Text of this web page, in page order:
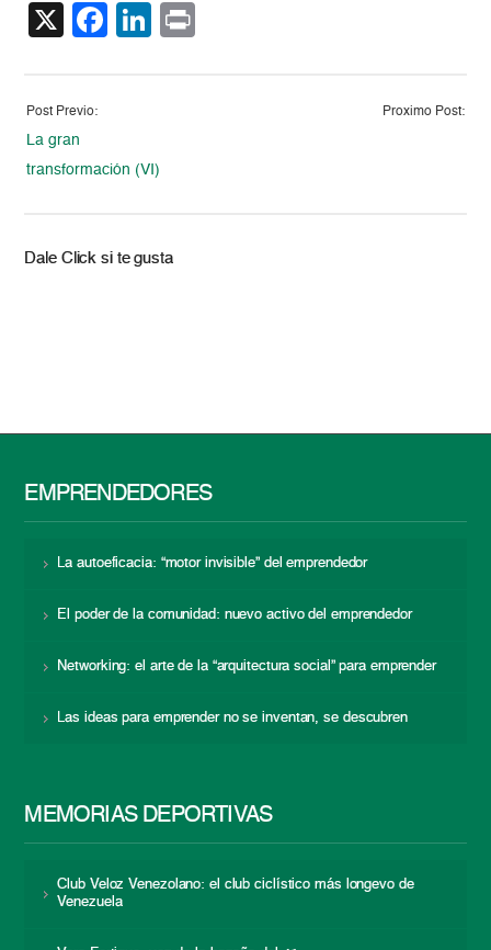
X Facebook
LinkedIn
Post Previo:
La gran
transformación (VI)
Proximo Post:
Dale Click si te gusta
EMPRENDEDORES
La autoeficacia: “motor invisible” del emprendedor
El poder de la comunidad: nuevo activo del emprendedor
Networking: el arte de la “arquitectura social” para emprender
Las ideas para emprender no se inventan, se descubren
MEMORIAS DEPORTIVAS
Club Veloz Venezolano: el club ciclístico más longevo de
Venezuela